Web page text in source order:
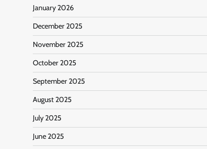
January 2026
December 2025
November 2025
October 2025
September 2025
August 2025
July 2025
June 2025